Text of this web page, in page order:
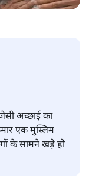
अच्छाई का
एक मुस्लिम
के सामने खड़े हो